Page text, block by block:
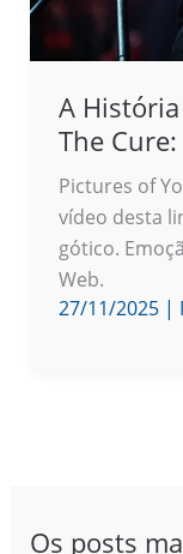
A
The
Pictures of
vídeo desta
gótico.
Web.
27/11/2025 |
Os posts